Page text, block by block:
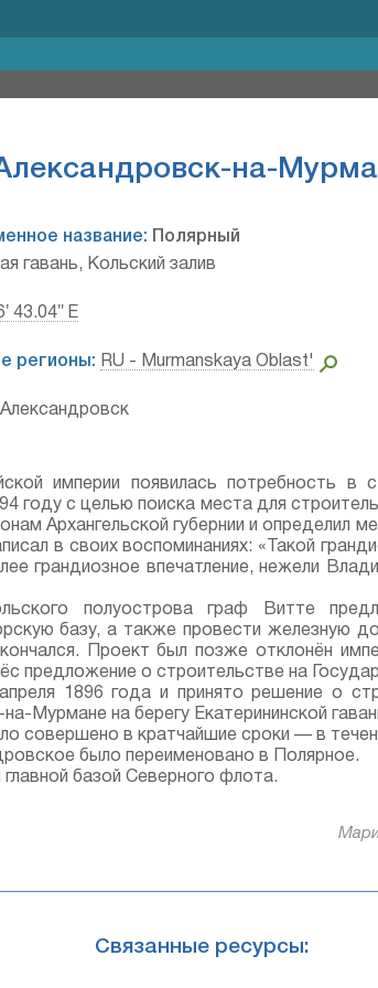
на-
название:
Полярный
гавань, Кольский залив
43.04″ E
регионы: RU - Murmanskaya Oblast'
империи появилась потребность в
году с целью поиска места для
Архангельской губернии и определил
в своих воспоминаниях: «Такой
грандиозное впечатление, нежели
полуострова граф Витте
базу, а также провести железную
Проект был позже отклонён
предложение о строительстве на
1896 года и принято решение о
Мурмане на берегу Екатерининской
совершено в кратчайшие сроки — в
было переименовано в Полярное.
базой Северного флота.
Связанные ресурсы: